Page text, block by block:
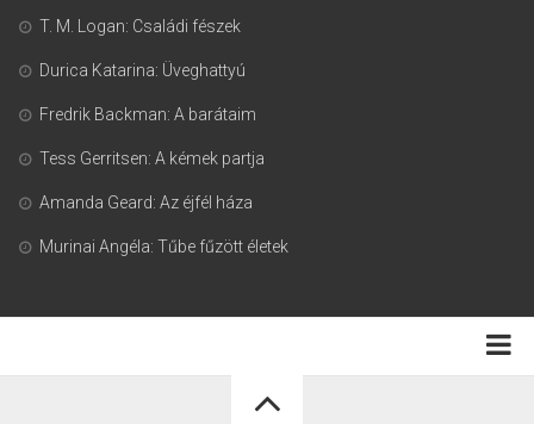
T. M. Logan: Családi fészek
Durica Katarina: Üveghattyú
Fredrik Backman: A barátaim
Tess Gerritsen: A kémek partja
Amanda Geard: Az éjfél háza
Murinai Angéla: Tűbe fűzött életek